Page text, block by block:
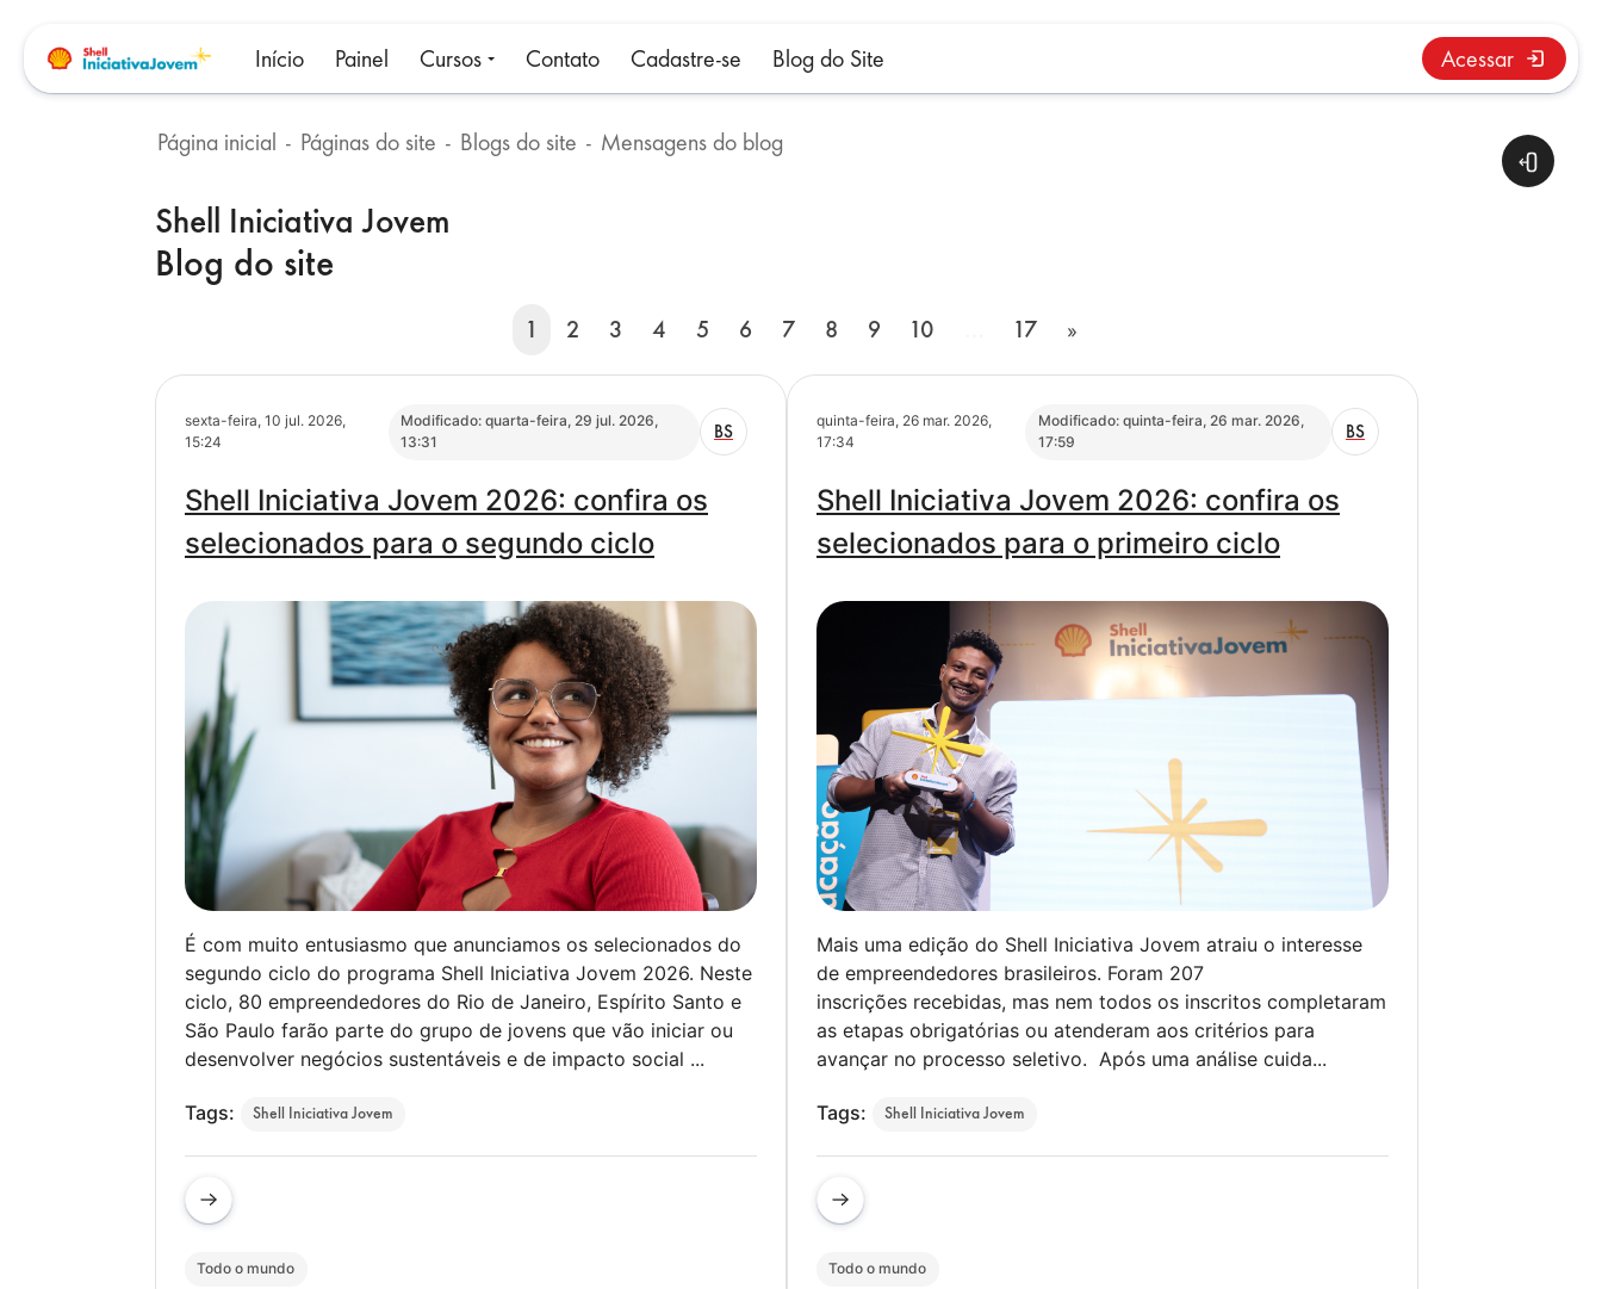
Início Painel Cursos Contato Cadastre-se Blog do Site Acessar
Abrir
Página inicial Páginas do site Blogs do site Mensagens do blog
Blocos
Shell Iniciativa Jovem
Blog do site
1
(current)
2 3 4 5 6 7 8 9 10 17 »
Próxima página
sexta-feira, 10 jul. 2026,
15:24
Modificado: quarta-feira, 29 jul. 2026,
13:31
BS
Shell Iniciativa Jovem 2026: confira os
selecionados para o segundo ciclo
É com muito entusiasmo que anunciamos os selecionados do
segundo ciclo do programa Shell Iniciativa Jovem 2026. Neste
ciclo, 80 empreendedores do Rio de Janeiro, Espírito Santo e
São Paulo farão parte do grupo de jovens que vão iniciar ou
desenvolver negócios sustentáveis e de impacto social ...
Tags: Shell Iniciativa Jovem
Todo o mundo
quinta-feira, 26 mar. 2026,
17:34
Modificado: quinta-feira, 26 mar. 2026,
17:59
BS
Shell Iniciativa Jovem 2026: confira os
selecionados para o primeiro ciclo
Mais uma edição do Shell Iniciativa Jovem atraiu o interesse
de empreendedores brasileiros. Foram 207
inscrições recebidas, mas nem todos os inscritos completaram
as etapas obrigatórias ou atenderam aos critérios para
avançar no processo seletivo. Após uma análise cuida...
Tags: Shell Iniciativa Jovem
Todo o mundo